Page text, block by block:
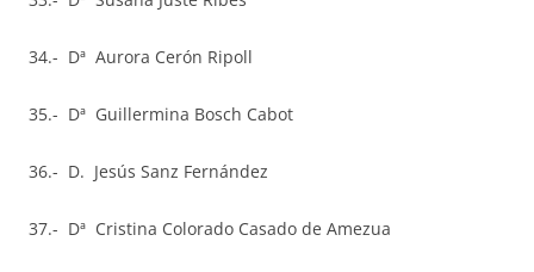
34.- Dª Aurora Cerón Ripoll
35.- Dª Guillermina Bosch Cabot
36.- D. Jesús Sanz Fernández
37.- Dª Cristina Colorado Casado de Amezua